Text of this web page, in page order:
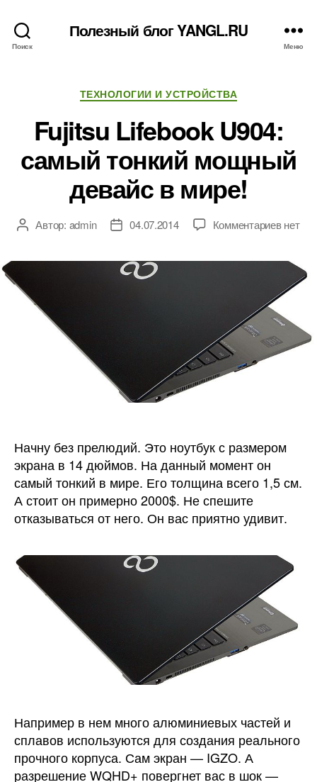
Поиск
Полезный блог YANGL.RU
Меню
Рубрики
ТЕХНОЛОГИИ И УСТРОЙСТВА
Fujitsu Lifebook U904:
самый тонкий мощный
девайс в мире!
АвторАвтор: admin
Дата04.07.2014 Комментариевк
U904:
самый
тонкий
девайс
нет
Начну без прелюдий. Это ноутбук с размером
экрана в 14 дюймов. На данный момент он
самый тонкий в мире. Его толщина всего 1,5 см.
А стоит он примерно 2000$. Не спешите
отказываться от него. Он вас приятно удивит.
Например в нем много алюминиевых частей и
сплавов используются для создания реального
прочного корпуса. Сам экран — IGZO. А
разрешение WQHD+ повергнет вас в шок —